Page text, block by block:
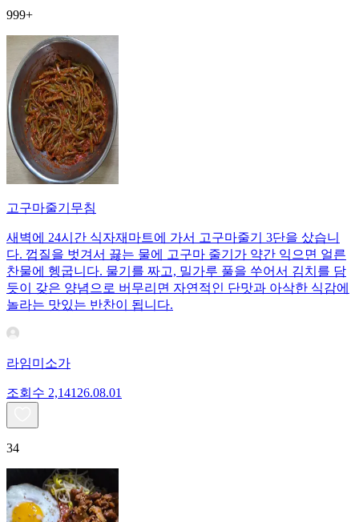
999+
고구마줄기무침
새벽에 24시간 식자재마트에 가서 고구마줄기 3단을 샀습니
다. 껍질을 벗겨서 끓는 물에 고구마 줄기가 약간 익으면 얼른
찬물에 헹굽니다. 물기를 짜고, 밀가루 풀을 쑤어서 김치를 담
듯이 갖은 양념으로 버무리면 자연적인 단맛과 아삭한 식감에
놀라는 맛있는 반찬이 됩니다.
라임미소가
조회수 2,141 26.08.01
34